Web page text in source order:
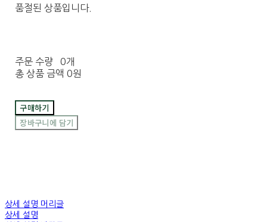
품절된 상품입니다.
주문 수량
0개
총 상품 금액 0원
구매하기
장바구니에 담기
상세 설명 머리글
상세 설명